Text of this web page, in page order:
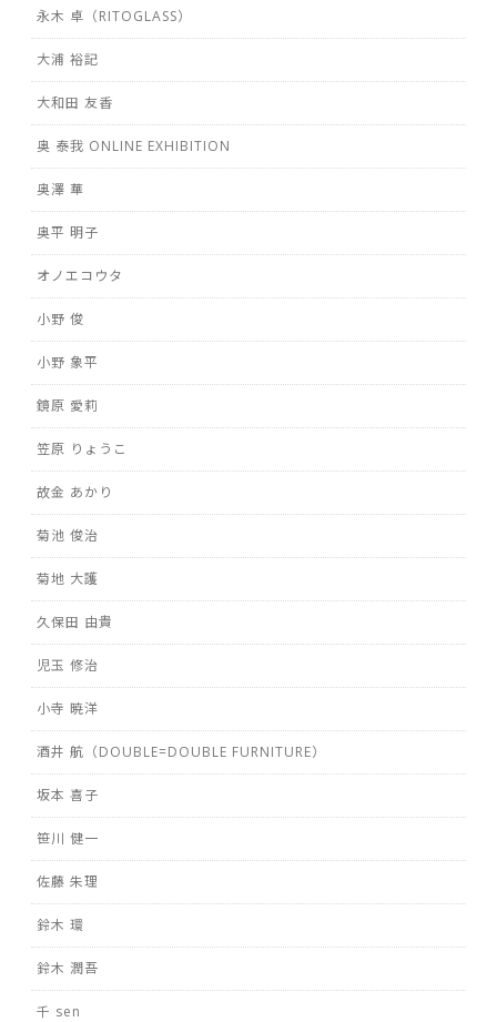
永木 卓（RITOGLASS）
大浦 裕記
大和田 友香
奥 泰我 ONLINE EXHIBITION
奥澤 華
奥平 明子
オノエコウタ
小野 俊
小野 象平
鏡原 愛莉
笠原 りょうこ
故金 あかり
菊池 俊治
菊地 大護
久保田 由貴
児玉 修治
小寺 暁洋
酒井 航（DOUBLE=DOUBLE FURNITURE）
坂本 喜子
笹川 健一
佐藤 朱理
鈴木 環
鈴木 潤吾
千 sen